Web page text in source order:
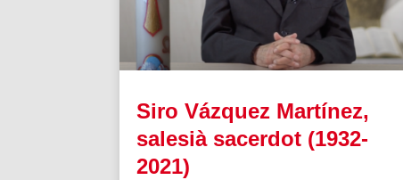
Siro Vázquez Martínez,
salesià sacerdot (1932-
2021)